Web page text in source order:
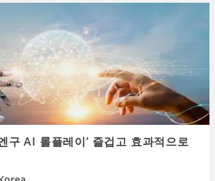
구 AI 롤플레이’ 즐겁고 효과적으로